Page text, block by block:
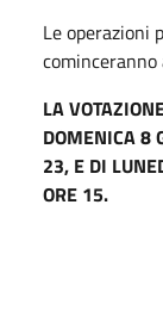
Le operazioni
LA
DOMENICA 8
23, E DI
ORE 15.